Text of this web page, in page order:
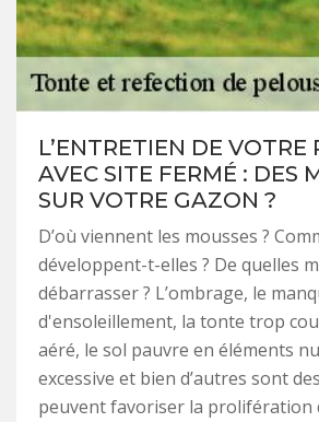
L’ENTRETIEN DE VOTRE
AVEC SITE FERMÉ : DES
SUR VOTRE GAZON ?
D’où viennent les mousses ?
développent-t-elles ? De quelles
débarrasser ? L’ombrage, le
d'ensoleillement, la tonte trop
aéré, le sol pauvre en éléments
excessive et bien d’autres sont
peuvent favoriser la prolifération